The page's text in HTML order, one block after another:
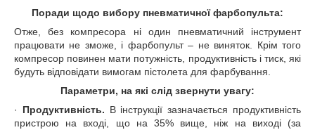
Поради щодо вибору пневматичної фарбопульта:
Отже, без компресора ні один пневматичний інструмент
працювати не зможе, і фарбопульт – не виняток. Крім того
компресор повинен мати потужність, продуктивність і тиск, які
будуть відповідати вимогам пістолета для фарбування.
Параметри, на які слід звернути увагу:
· Продуктивність. В інструкції зазначається продуктивність
пристрою на вході, що на 35% вище, ніж на виході (за